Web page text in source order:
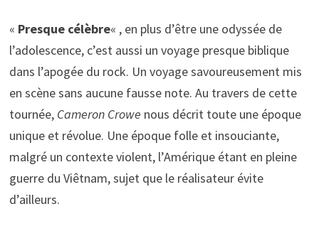
« Presque célèbre« , en plus d’être une odyssée de
l’adolescence, c’est aussi un voyage presque biblique
dans l’apogée du rock. Un voyage savoureusement mis
en scène sans aucune fausse note. Au travers de cette
tournée, Cameron Crowe nous décrit toute une époque
unique et révolue. Une époque folle et insouciante,
malgré un contexte violent, l’Amérique étant en pleine
guerre du Viêtnam, sujet que le réalisateur évite
d’ailleurs.